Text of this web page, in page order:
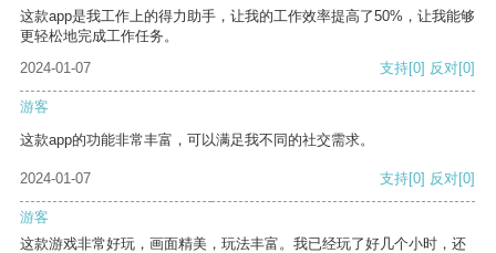
这款app是我工作上的得力助手，让我的工作效率提高了50%，让我能够
更轻松地完成工作任务。
2024-01-07
支持[0] 反对[0]
游客
这款app的功能非常丰富，可以满足我不同的社交需求。
2024-01-07 支持[0] 反对[0]
游客
这款游戏非常好玩，画面精美，玩法丰富。我已经玩了好几个小时，还